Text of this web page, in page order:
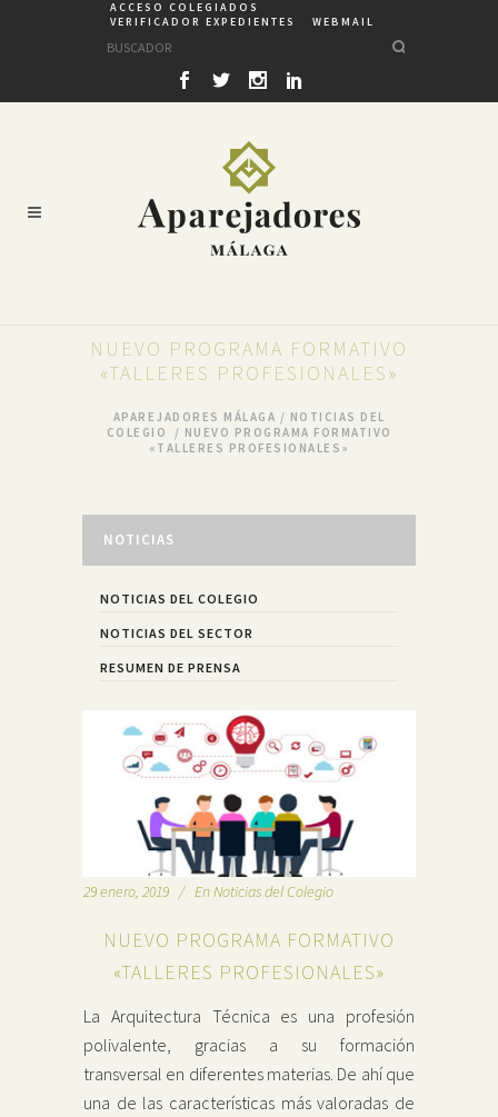
ACCESO COLEGIADOS
VERIFICADOR EXPEDIENTES
WEBMAIL
NUEVO PROGRAMA FORMATIVO
«TALLERES PROFESIONALES»
APAREJADORES MÁLAGA / NOTICIAS DEL
COLEGIO
/ NUEVO PROGRAMA FORMATIVO
«TALLERES PROFESIONALES»
NOTICIAS
NOTICIAS DEL COLEGIO
NOTICIAS DEL SECTOR
RESUMEN DE PRENSA
29 enero, 2019 EnNoticias del Colegio
NUEVO PROGRAMA FORMATIVO
«TALLERES PROFESIONALES»
La Arquitectura Técnica es una profesión
polivalente, gracias a su formación
transversal en diferentes materias. De ahí que
una de las características más valoradas de